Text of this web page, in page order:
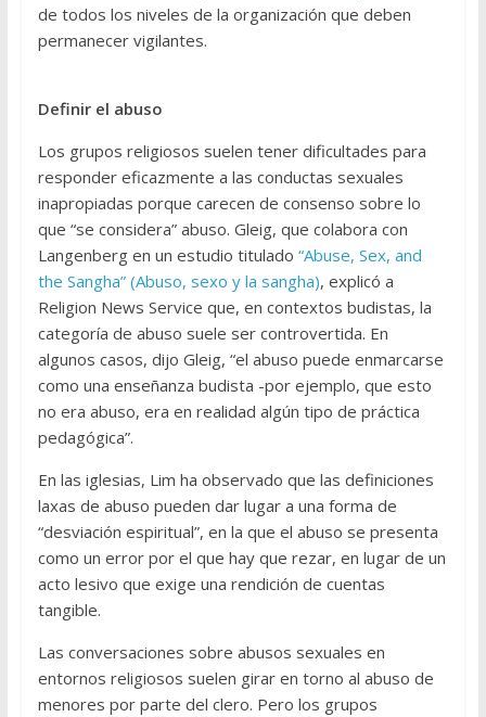
de todos los niveles de la organización que deben
permanecer vigilantes.
Definir el abuso
Los grupos religiosos suelen tener dificultades para
responder eficazmente a las conductas sexuales
inapropiadas porque carecen de consenso sobre lo
que “se considera” abuso. Gleig, que colabora con
Langenberg en un estudio titulado “Abuse, Sex, and
the Sangha” (Abuso, sexo y la sangha), explicó a
Religion News Service que, en contextos budistas, la
categoría de abuso suele ser controvertida. En
algunos casos, dijo Gleig, “el abuso puede enmarcarse
como una enseñanza budista -por ejemplo, que esto
no era abuso, era en realidad algún tipo de práctica
pedagógica”.
En las iglesias, Lim ha observado que las definiciones
laxas de abuso pueden dar lugar a una forma de
“desviación espiritual”, en la que el abuso se presenta
como un error por el que hay que rezar, en lugar de un
acto lesivo que exige una rendición de cuentas
tangible.
Las conversaciones sobre abusos sexuales en
entornos religiosos suelen girar en torno al abuso de
menores por parte del clero. Pero los grupos